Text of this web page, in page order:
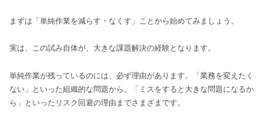
まずは「単純作業を減らす・なくす」ことから始めてみましょう。
実は、この試み自体が、大きな課題解決の経験となります。
単純作業が残っているのには、必ず理由があります。「業務を変えたく
ない」といった組織的な問題から、「ミスをすると大きな問題になるか
ら」といったリスク回避の理由までさまざまです。